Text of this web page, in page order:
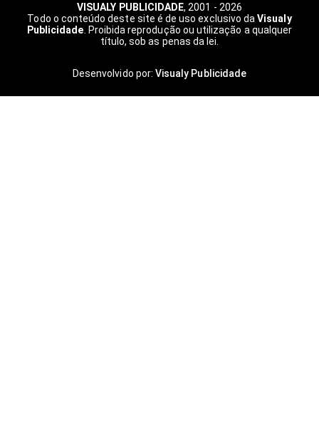
VISUALY PUBLICIDADE, 2001 - 2026
Todo o conteúdo deste site é de uso exclusivo daVisualy
Publicidade . Proibida reprodução ou utilização a qualquer
título, sob as penas da lei.
Desenvolvido por: Visualy Publicidade